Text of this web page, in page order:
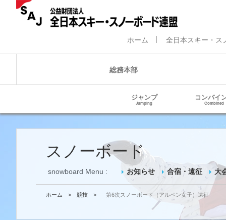
ホーム 全日本スキー・ス
総務本部
ジャンプ
Jumping
コンバイ
Combined
スノーボード
snowboard Menu : お知らせ 合宿・遠征 大
ホーム > 競技 > 第6次スノーボード（アルペン女子）遠征